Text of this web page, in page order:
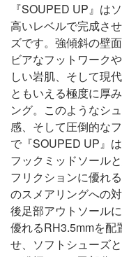
『SOUPED UP』は
高いレベルで完成さ
ズです。強傾斜の壁
ビアなフットワーク
しい岩肌、そして現
ともいえる極度に厚
ング。このようなシ
感、そして圧倒的な
で『SOUPED UP』
フックミッドソール
フリクションに優れ
のスメアリングへの
後足部アウトソール
優れるRH3.5mmを配
せ、ソフトシューズ